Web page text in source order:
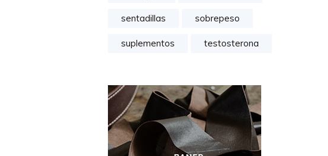
sentadillas sobrepeso
suplementos testosterona